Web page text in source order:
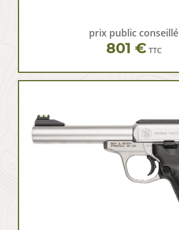
prix public conseillé
801 € TTC